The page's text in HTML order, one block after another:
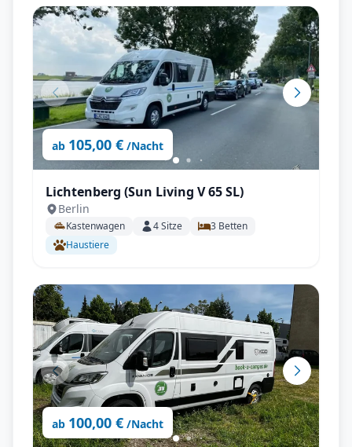
ab 105,00 € /Nacht
Lichtenberg (Sun Living V 65 SL)
Berlin
Kastenwagen 4Sitze 3 Betten
Haustiere
ab 100,00 € /Nacht